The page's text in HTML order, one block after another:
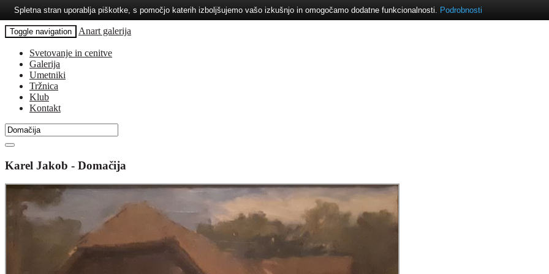
Toggle navigation Anart galerija
Svetovanje in cenitve
Galerija
Umetniki
Tržnica
Klub
Kontakt
Karel Jakob - Domačija
Spletna stran uporablja piškotke, s pomočjo katerih izboljšujemo vašo izkušnjo in omogočamo dodatne funkcionalnosti. Podrobnosti